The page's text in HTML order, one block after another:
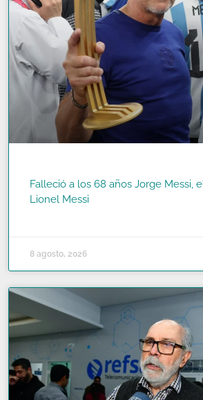
Falleció a los 68 años Jorge Messi,
Lionel Messi
8 agosto, 2026